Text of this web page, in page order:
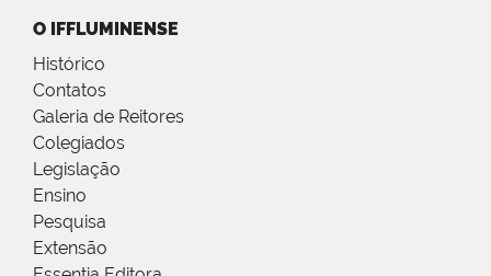
O IFFLUMINENSE
Histórico
Contatos
Galeria de Reitores
Colegiados
Legislação
Ensino
Pesquisa
Extensão